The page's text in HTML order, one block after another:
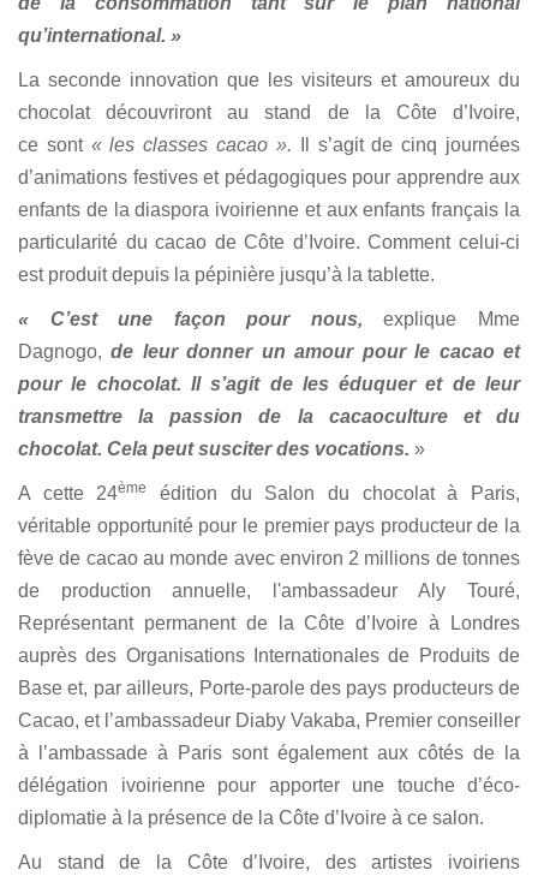
qu’international. »
La seconde innovation que les visiteurs et amoureux du
chocolat découvriront au stand de la Côte d’Ivoire,
ce sont « les classes cacao ». Il s’agit de cinq journées
d’animations festives et pédagogiques pour apprendre aux
enfants de la diaspora ivoirienne et aux enfants français la
particularité du cacao de Côte d’Ivoire. Comment celui-ci
est produit depuis la pépinière jusqu’à la tablette.
« C’est une façon pour nous,explique Mme
Dagnogo, de leur donner un amour pour le cacao et
pour le chocolat. Il s’agit de les éduquer et de leur
transmettre la passion de la cacaoculture et du
chocolat. Cela peut susciter des vocations. »
A cette 24ème
édition du Salon du chocolat à Paris,
véritable opportunité pour le premier pays producteur de la
fève de cacao au monde avec environ 2 millions de tonnes
de production annuelle, l'ambassadeur Aly Touré,
Représentant permanent de la Côte d’Ivoire à Londres
auprès des Organisations Internationales de Produits de
Base et, par ailleurs, Porte-parole des pays producteurs de
Cacao, et l’ambassadeur Diaby Vakaba, Premier conseiller
à l’ambassade à Paris sont également aux côtés de la
délégation ivoirienne pour apporter une touche d’éco-
diplomatie à la présence de la Côte d’Ivoire à ce salon.
Au stand de la Côte d’Ivoire, des artistes ivoiriens